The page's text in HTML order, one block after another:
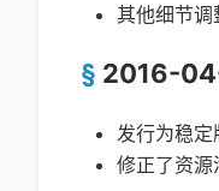
其他细节调
2016-
发行为稳定
修正了资源